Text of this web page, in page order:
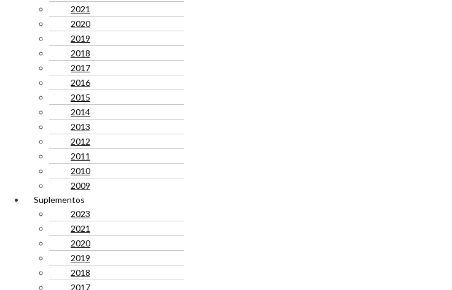
2021
2020
2019
2018
2017
2016
2015
2014
2013
2012
2011
2010
2009
Suplementos
2023
2021
2020
2019
2018
2017